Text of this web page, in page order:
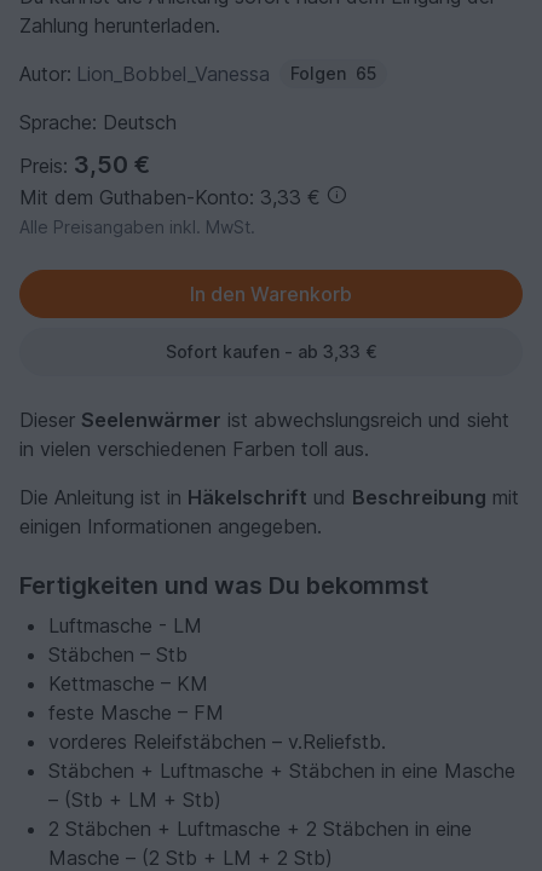
Zahlung herunterladen.
Autor: Lion_Bobbel_Vanessa Folgen 65
Sprache: Deutsch
Preis: 3,50 €
Mit dem Guthaben-Konto: 3,33 €
Alle Preisangaben inkl. MwSt.
Sofort kaufen - ab 3,33 €
Dieser Seelenwärmer ist abwechslungsreich und sieht
in vielen verschiedenen Farben toll aus.
Die Anleitung ist in Häkelschrift und Beschreibung mit
einigen Informationen angegeben.
Fertigkeiten und was Du bekommst
Luftmasche - LM
Stäbchen – Stb
Kettmasche – KM
feste Masche – FM
vorderes Releifstäbchen – v.Reliefstb.
Stäbchen + Luftmasche + Stäbchen in eine Masche
– (Stb + LM + Stb)
2 Stäbchen + Luftmasche + 2 Stäbchen in eine
Masche – (2 Stb + LM + 2 Stb)